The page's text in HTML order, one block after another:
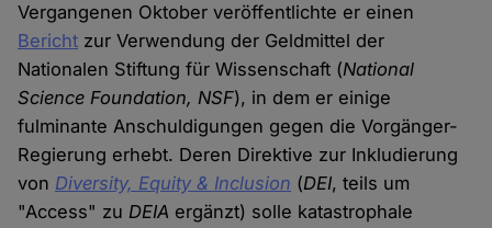
Vergangenen Oktober veröffentlichte er einen
Bericht zur Verwendung der Geldmittel der
Nationalen Stiftung für Wissenschaft (National
Science Foundation, NSF), in dem er einige
fulminante Anschuldigungen gegen die Vorgänger-
Regierung erhebt. Deren Direktive zur Inkludierung
von Diversity, Equity & Inclusion (DEI, teils um
"Access" zuDEIA ergänzt) solle katastrophale